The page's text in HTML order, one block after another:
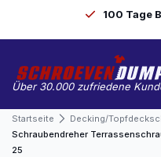
100 Tage
Über 30.000 zufriedene
Startseite
Decking/
Schraubendreher
25